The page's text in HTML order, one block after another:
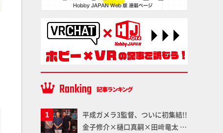
平成ガメラ3監督、ついに初集結!!
金子修介×樋口真嗣×田﨑竜太 4